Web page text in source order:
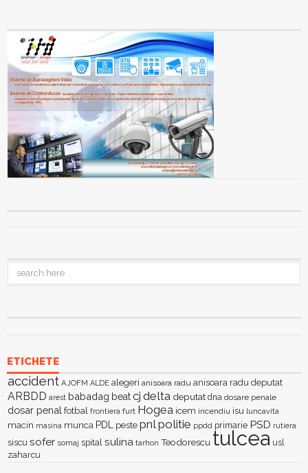
ETICHETE
accident AJOFM ALDE alegeri anisoara radu anisoara radu deputat
ARBDD arest babadag beatcj delta deputat dna dosare penale
dosar penal fotbal frontiera furt Hogea icem incendiu isu luncavita
macin masina munca PDL peste pnlpolitie ppdd primarie PSD rutiera
siscu sofer somaj spital sulina tarhon Teodorescu tulcea usl
zaharcu